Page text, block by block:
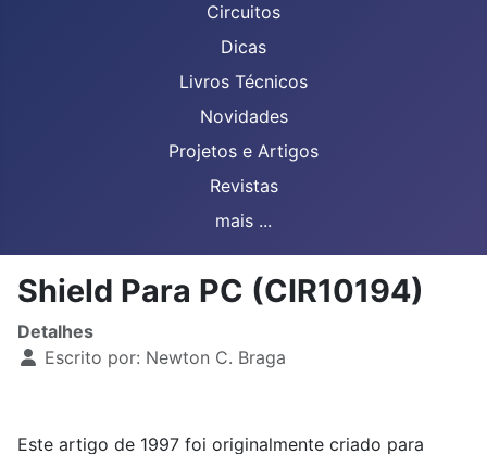
Circuitos
Dicas
Livros Técnicos
Novidades
Projetos e Artigos
Revistas
mais ...
Shield Para PC (CIR10194)
Detalhes
Escrito por: Newton C. Braga
Este artigo de 1997 foi originalmente criado para